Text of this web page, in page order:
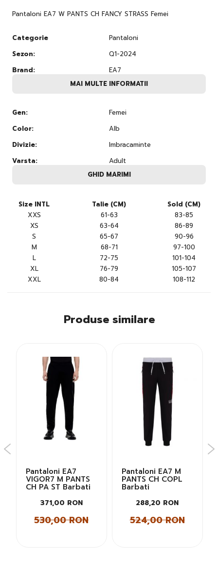
Pantaloni EA7 W PANTS CH FANCY STRASS Femei
Categorie
Pantaloni
Sezon:
Q1-2024
Brand:
EA7
MAI MULTE INFORMATII
Gen:
Femei
Color:
Alb
Divizie:
Imbracaminte
Varsta:
Adult
GHID MARIMI
Size INTL Talie (CM)
Sold (CM)
XXS
61-63
83-85
XS
63-64
86-89
S
65-67
90-96
M
68-71
97-100
L
72-75
101-104
XL
76-79
105-107
XXL
80-84 108-112
Produse similare
Pantaloni EA7
VIGOR7 M PANTS
CH PA ST Barbati
371,00 RON
530,00 RON
Pantaloni EA7 M
PANTS CH COPL
Barbati
288,20 RON
524,00 RON